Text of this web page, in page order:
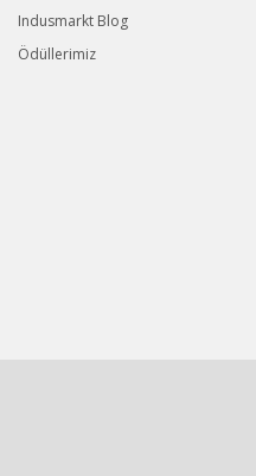
Indusmarkt Blog
Ödüllerimiz